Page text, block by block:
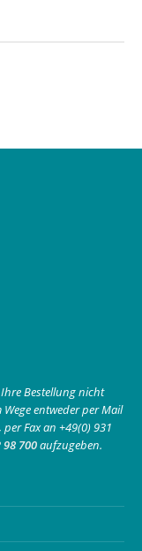
Ihre Bestellung nicht
entweder per Mail
, per Fax an +49(0) 931
98 700aufzugeben.